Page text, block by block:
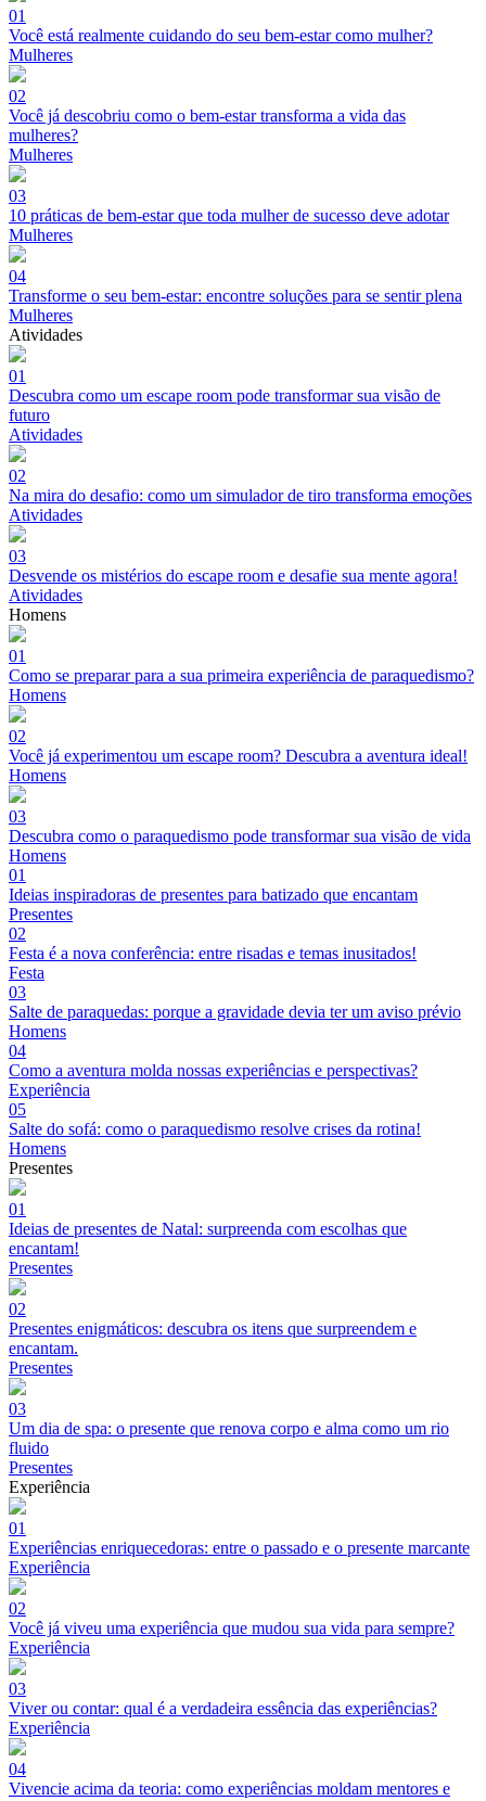
01
Você está realmente cuidando do seu bem-estar como mulher?
Mulheres
02
Você já descobriu como o bem-estar transforma a vida das
mulheres?
Mulheres
03
10 práticas de bem-estar que toda mulher de sucesso deve adotar
Mulheres
04
Transforme o seu bem-estar: encontre soluções para se sentir plena
Mulheres
Atividades
01
Descubra como um escape room pode transformar sua visão de
futuro
Atividades
02
Na mira do desafio: como um simulador de tiro transforma emoções
Atividades
03
Desvende os mistérios do escape room e desafie sua mente agora!
Atividades
Homens
01
Como se preparar para a sua primeira experiência de paraquedismo?
Homens
02
Você já experimentou um escape room? Descubra a aventura ideal!
Homens
03
Descubra como o paraquedismo pode transformar sua visão de vida
Homens
01
Ideias inspiradoras de presentes para batizado que encantam
Presentes
02
Festa é a nova conferência: entre risadas e temas inusitados!
Festa
03
Salte de paraquedas: porque a gravidade devia ter um aviso prévio
Homens
04
Como a aventura molda nossas experiências e perspectivas?
Experiência
05
Salte do sofá: como o paraquedismo resolve crises da rotina!
Homens
Presentes
01
Ideias de presentes de Natal: surpreenda com escolhas que
encantam!
Presentes
02
Presentes enigmáticos: descubra os itens que surpreendem e
encantam.
Presentes
03
Um dia de spa: o presente que renova corpo e alma como um rio
fluido
Presentes
Experiência
01
Experiências enriquecedoras: entre o passado e o presente marcante
Experiência
02
Você já viveu uma experiência que mudou sua vida para sempre?
Experiência
03
Viver ou contar: qual é a verdadeira essência das experiências?
Experiência
04
Vivencie acima da teoria: como experiências moldam mentores e